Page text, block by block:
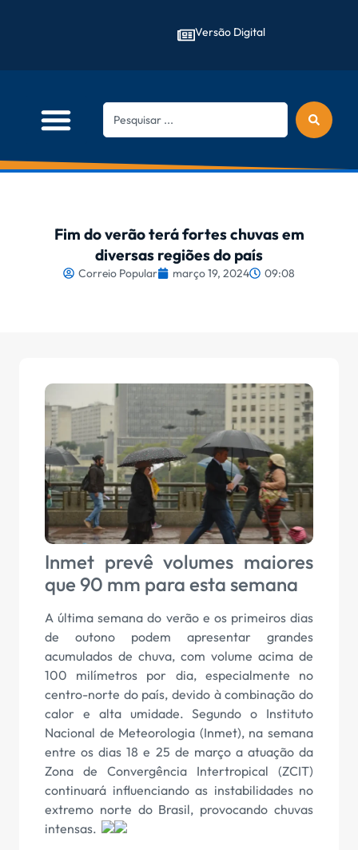
Versão Digital
Fim do verão terá fortes chuvas em
diversas regiões do país
Correio Popular março 19, 2024 09:08
Inmet prevê volumes maiores
que 90 mm para esta semana
A última semana do verão e os primeiros dias
de outono podem apresentar grandes
acumulados de chuva, com volume acima de
100 milímetros por dia, especialmente no
centro-norte do país, devido à combinação do
calor e alta umidade. Segundo o Instituto
Nacional de Meteorologia (Inmet), na semana
entre os dias 18 e 25 de março a atuação da
Zona de Convergência Intertropical (ZCIT)
continuará influenciando as instabilidades no
extremo norte do Brasil, provocando chuvas
intensas.